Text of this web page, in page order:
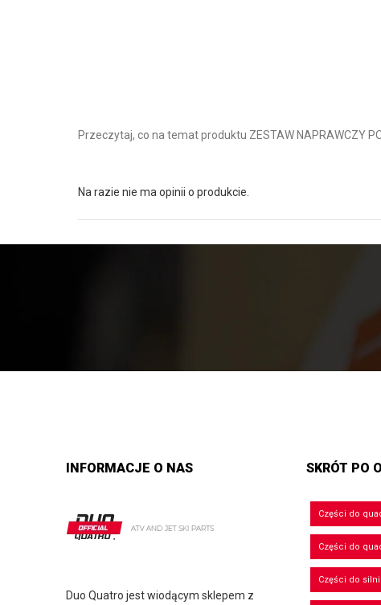
Przeczytaj, co na temat produktu ZESTAW NAPRAWCZY
Na razie nie ma opinii o produkcie.
INFORMACJE O NAS
Duo Quatro jest wiodącym sklepem z
SKRÓT PO
Części do
Części do
Części do